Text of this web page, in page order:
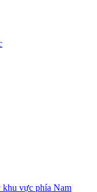
vực phía Nam